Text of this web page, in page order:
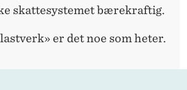
skattesystemet bærekraftig.
er det noe som heter.